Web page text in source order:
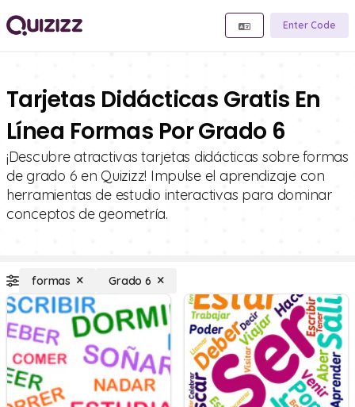
Enter Code
Tarjetas Didácticas Gratis En
Línea Formas Por Grado 6
¡Descubre atractivas tarjetas didácticas sobre formas
de grado 6 en Quizizz! Impulse el aprendizaje con
herramientas de estudio interactivas para dominar
conceptos de geometría.
formas Grado 6